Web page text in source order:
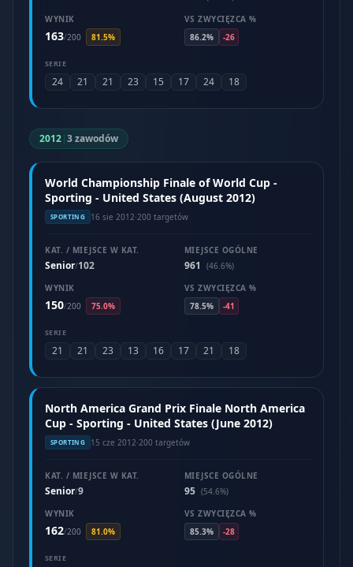
WYNIK
163/200 81.5%
VS ZWYCIĘZCA %
86.2%
-26
SERIE
24 21 21 23 15 17 24 18
2012|3 zawodów
World Championship Finale of World Cup -
Sporting - United States (August 2012)
SPORTING 16 sie 2012·200 targetów
KAT. / MIEJSCE W KAT.
Senior/102
MIEJSCE OGÓLNE
961
(46.6%)
WYNIK
150/200 75.0%
VS ZWYCIĘZCA %
78.5%
-41
SERIE
21 21 23 13 16 17 21 18
North America Grand Prix Finale North America
Cup - Sporting - United States (June 2012)
SPORTING 15 cze 2012·200 targetów
KAT. / MIEJSCE W KAT.
Senior/9
MIEJSCE OGÓLNE
95 (54.6%)
WYNIK
162/200 81.0%
VS ZWYCIĘZCA %
85.3%
-28
SERIE